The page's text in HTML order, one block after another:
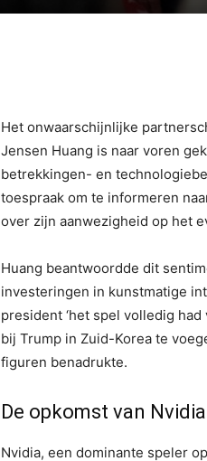
Het onwaarschijnlijke
Jensen Huang is naar voren
betrekkingen- en
toespraak om te informeren
over zijn aanwezigheid op het
Huang beantwoordde dit
investeringen in kunstmatige
president ‘het spel volledig
bij Trump in Zuid-Korea te
figuren benadrukte.
De opkomst van
Nvidia, een dominante speler